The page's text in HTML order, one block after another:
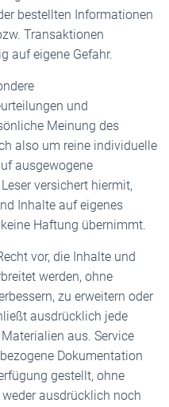
bestellten Informationen
Transaktionen
auf eigene Gefahr.
und
Meinung des
also um reine individuelle
ausgewogene
versichert hiermit,
Inhalte auf eigenes
keine Haftung übernimmt.
vor, die Inhalte und
werden, ohne
zu erweitern oder
ausdrücklich jede
aus. Service
Dokumentation
gestellt, ohne
ausdrücklich noch